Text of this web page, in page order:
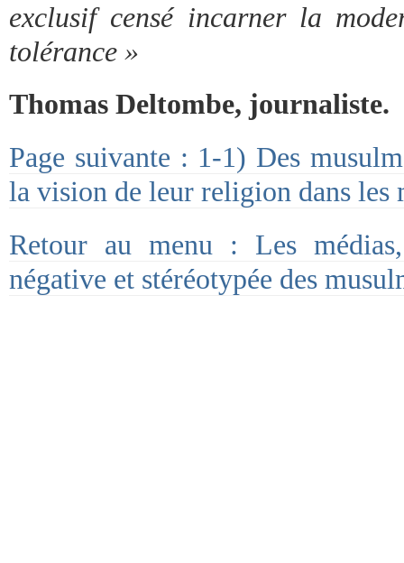
exclusif censé incarner la
tolérance »
Thomas Deltombe, journaliste.
Page suivante : 1-1) Des
la vision de leur religion dans les
Retour au menu : Les
négative et stéréotypée des